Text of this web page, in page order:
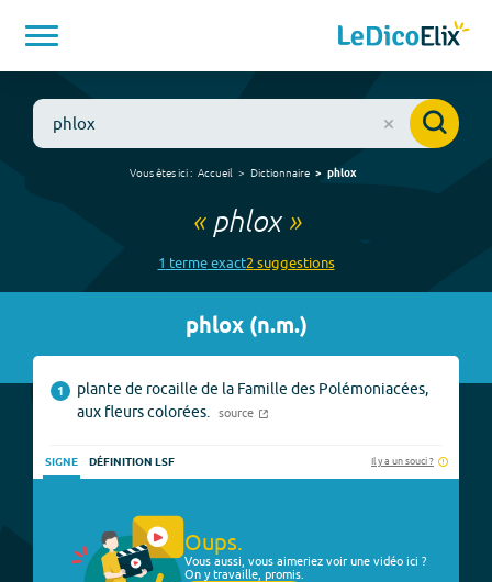
Vous êtes ici : Accueil Dictionnaire phlox
« phlox»
1 termeexact2 suggestions
phlox(n.m.)
1
plante de rocaille de la Famille des Polémoniacées,
aux fleurs colorées.
source
SIGNE DÉFINITION LSF Il y a un souci ?
Oups.
Vous aussi, vous aimeriez voir une vidéo ici ?
On y travaille, promis.